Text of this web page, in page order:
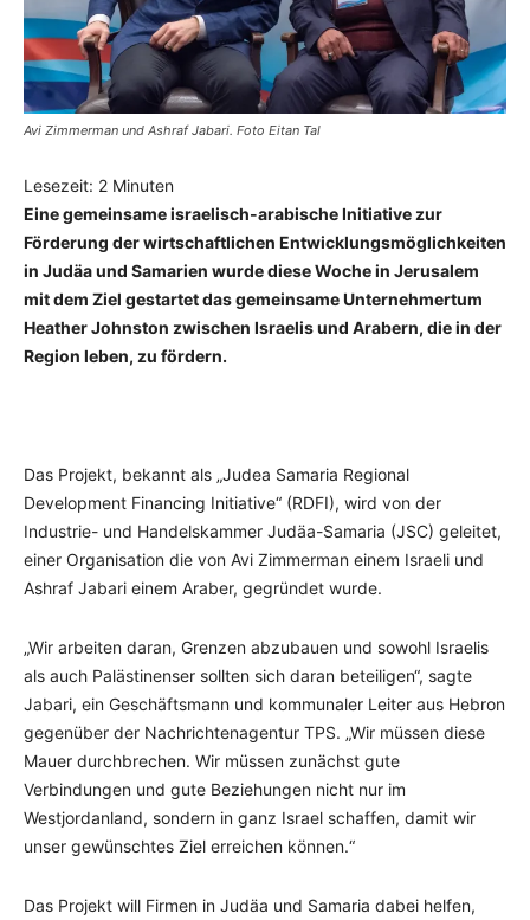
Avi Zimmerman und Ashraf Jabari. Foto Eitan Tal
Lesezeit: 2 Minuten
Eine gemeinsame israelisch-arabische Initiative zur
Förderung der wirtschaftlichen Entwicklungsmöglichkeiten
in Judäa und Samarien wurde diese Woche in Jerusalem
mit dem Ziel gestartet das gemeinsame Unternehmertum
Heather Johnston zwischen Israelis und Arabern, die in der
Region leben, zu fördern.
Das Projekt, bekannt als „Judea Samaria Regional
Development Financing Initiative“ (RDFI), wird von der
Industrie- und Handelskammer Judäa-Samaria (JSC) geleitet,
einer Organisation die von Avi Zimmerman einem Israeli und
Ashraf Jabari einem Araber, gegründet wurde.
„Wir arbeiten daran, Grenzen abzubauen und sowohl Israelis
als auch Palästinenser sollten sich daran beteiligen“, sagte
Jabari, ein Geschäftsmann und kommunaler Leiter aus Hebron
gegenüber der Nachrichtenagentur TPS. „Wir müssen diese
Mauer durchbrechen. Wir müssen zunächst gute
Verbindungen und gute Beziehungen nicht nur im
Westjordanland, sondern in ganz Israel schaffen, damit wir
unser gewünschtes Ziel erreichen können.“
Das Projekt will Firmen in Judäa und Samaria dabei helfen,